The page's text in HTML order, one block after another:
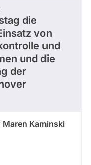
die
von
und
und die
der
Maren Kaminski